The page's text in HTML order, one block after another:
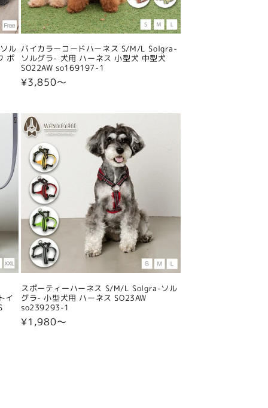
ル
ポ
バイカラーコードハーネス S/M/L Solgra-
ソルグラ- 犬用 ハーネス 小型犬 中型犬
SO22AW so169197-1
通
格
¥3,850〜
イ
スポーティーハーネス S/M/L Solgra-ソル
グラ- 小型犬用 ハーネス SO23AW
so239293-1
通
¥1,980〜